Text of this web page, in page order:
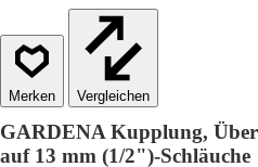
Vergleichen
GARDENA Kupplung,
auf 13 mm (1/2")-Schläuche